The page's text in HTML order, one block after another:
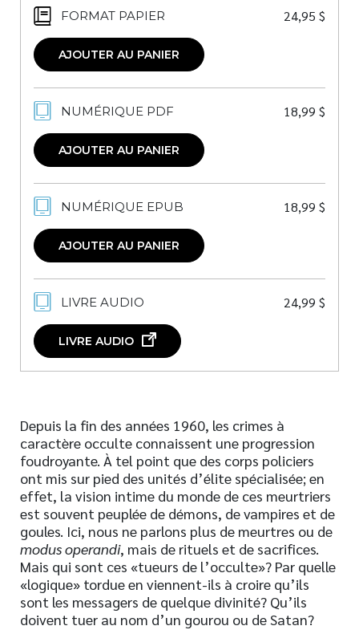
FORMAT PAPIER 24,95 $
AJOUTER AU PANIER
NUMÉRIQUE PDF 18,99 $
AJOUTER AU PANIER
NUMÉRIQUE EPUB 18,99 $
AJOUTER AU PANIER
LIVRE AUDIO 24,99 $
LIVRE AUDIO
Depuis la fin des années 1960, les crimes à
caractère occulte connaissent une progression
foudroyante. À tel point que des corps policiers
ont mis sur pied des unités d’élite spécialisée; en
effet, la vision intime du monde de ces meurtriers
est souvent peuplée de démons, de vampires et de
goules. Ici, nous ne parlons plus de meurtres ou de
modus operandi, mais de rituels et de sacrifices.
Mais qui sont ces «tueurs de l’occulte»? Par quelle
«logique» tordue en viennent-ils à croire qu’ils
sont les messagers de quelque divinité? Qu’ils
doivent tuer au nom d’un gourou ou de Satan?